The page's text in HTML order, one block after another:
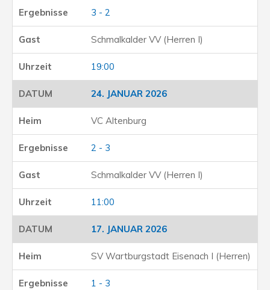
3 - 2
Schmalkalder VV (Herren I)
19:00
24. JANUAR 2026
VC Altenburg
2 - 3
Schmalkalder VV (Herren I)
11:00
17. JANUAR 2026
SV Wartburgstadt Eisenach I (Herren)
1 - 3